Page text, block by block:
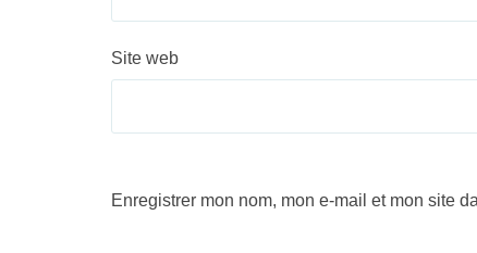
Site web
Enregistrer mon nom, mon e-mail et mon site